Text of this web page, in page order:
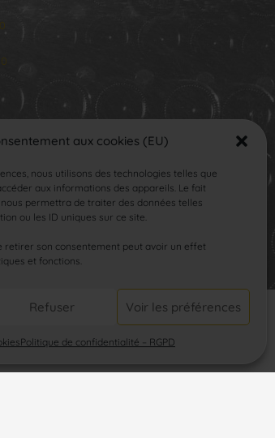
aux cookies (EU)
nous utilisons des technologies telles que
aux informations des appareils. Le fait
permettra de traiter des données telles
ou les ID uniques sur ce site.
retirer son consentement peut avoir un effet
et fonctions.
Refuser Voir les préférences
Politique de confidentialité – RGPD